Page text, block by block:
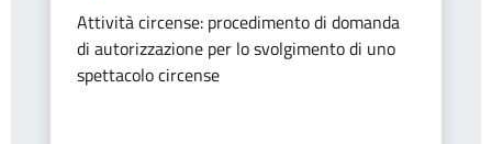
Attività circense: procedimento di domanda
di autorizzazione per lo svolgimento di uno
spettacolo circense